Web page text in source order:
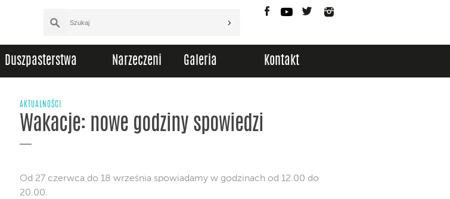
FacebookYouTubeTwitter
Duszpasterstwa Narzeczeni Galeria Kontakt
AKTUALNOŚCI
Wakacje: nowe godziny spowiedzi
Od 27 czerwca do 18 września spowiadamy w godzinach od 12.00 do
20.00.